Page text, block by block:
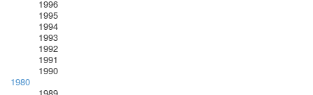
1996
1995
1994
1993
1992
1991
1990
1980
1989